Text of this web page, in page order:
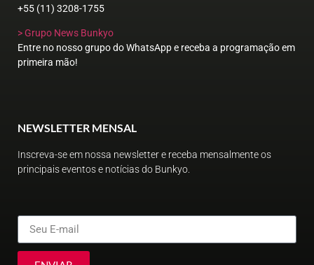
+55 (11) 3208-1755
> Grupo News Bunkyo
Entre no nosso grupo do WhatsApp e receba a programação em
primeira mão!
NEWSLETTER MENSAL
Inscreva-se em nossa newsletter e receba mensalmente os
principais eventos e notícias do Bunkyo.